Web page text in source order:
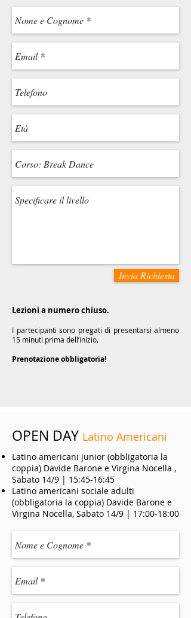
Invia Richiesta
Lezioni a numero chiuso.
I partecipanti sono pregati di presentarsi almeno
15 minuti prima dell’inizio.
Prenotazione obbligatoria!
OPEN DAY Latino Americani
Latino americani junior (obbligatoria la
coppia) Davide Barone e Virgina Nocella ,
Sabato 14/9 | 15:45-16:45
Latino americani sociale adulti
(obbligatoria la coppia) Davide Barone e
Virgina Nocella, Sabato 14/9 | 17:00-18:00